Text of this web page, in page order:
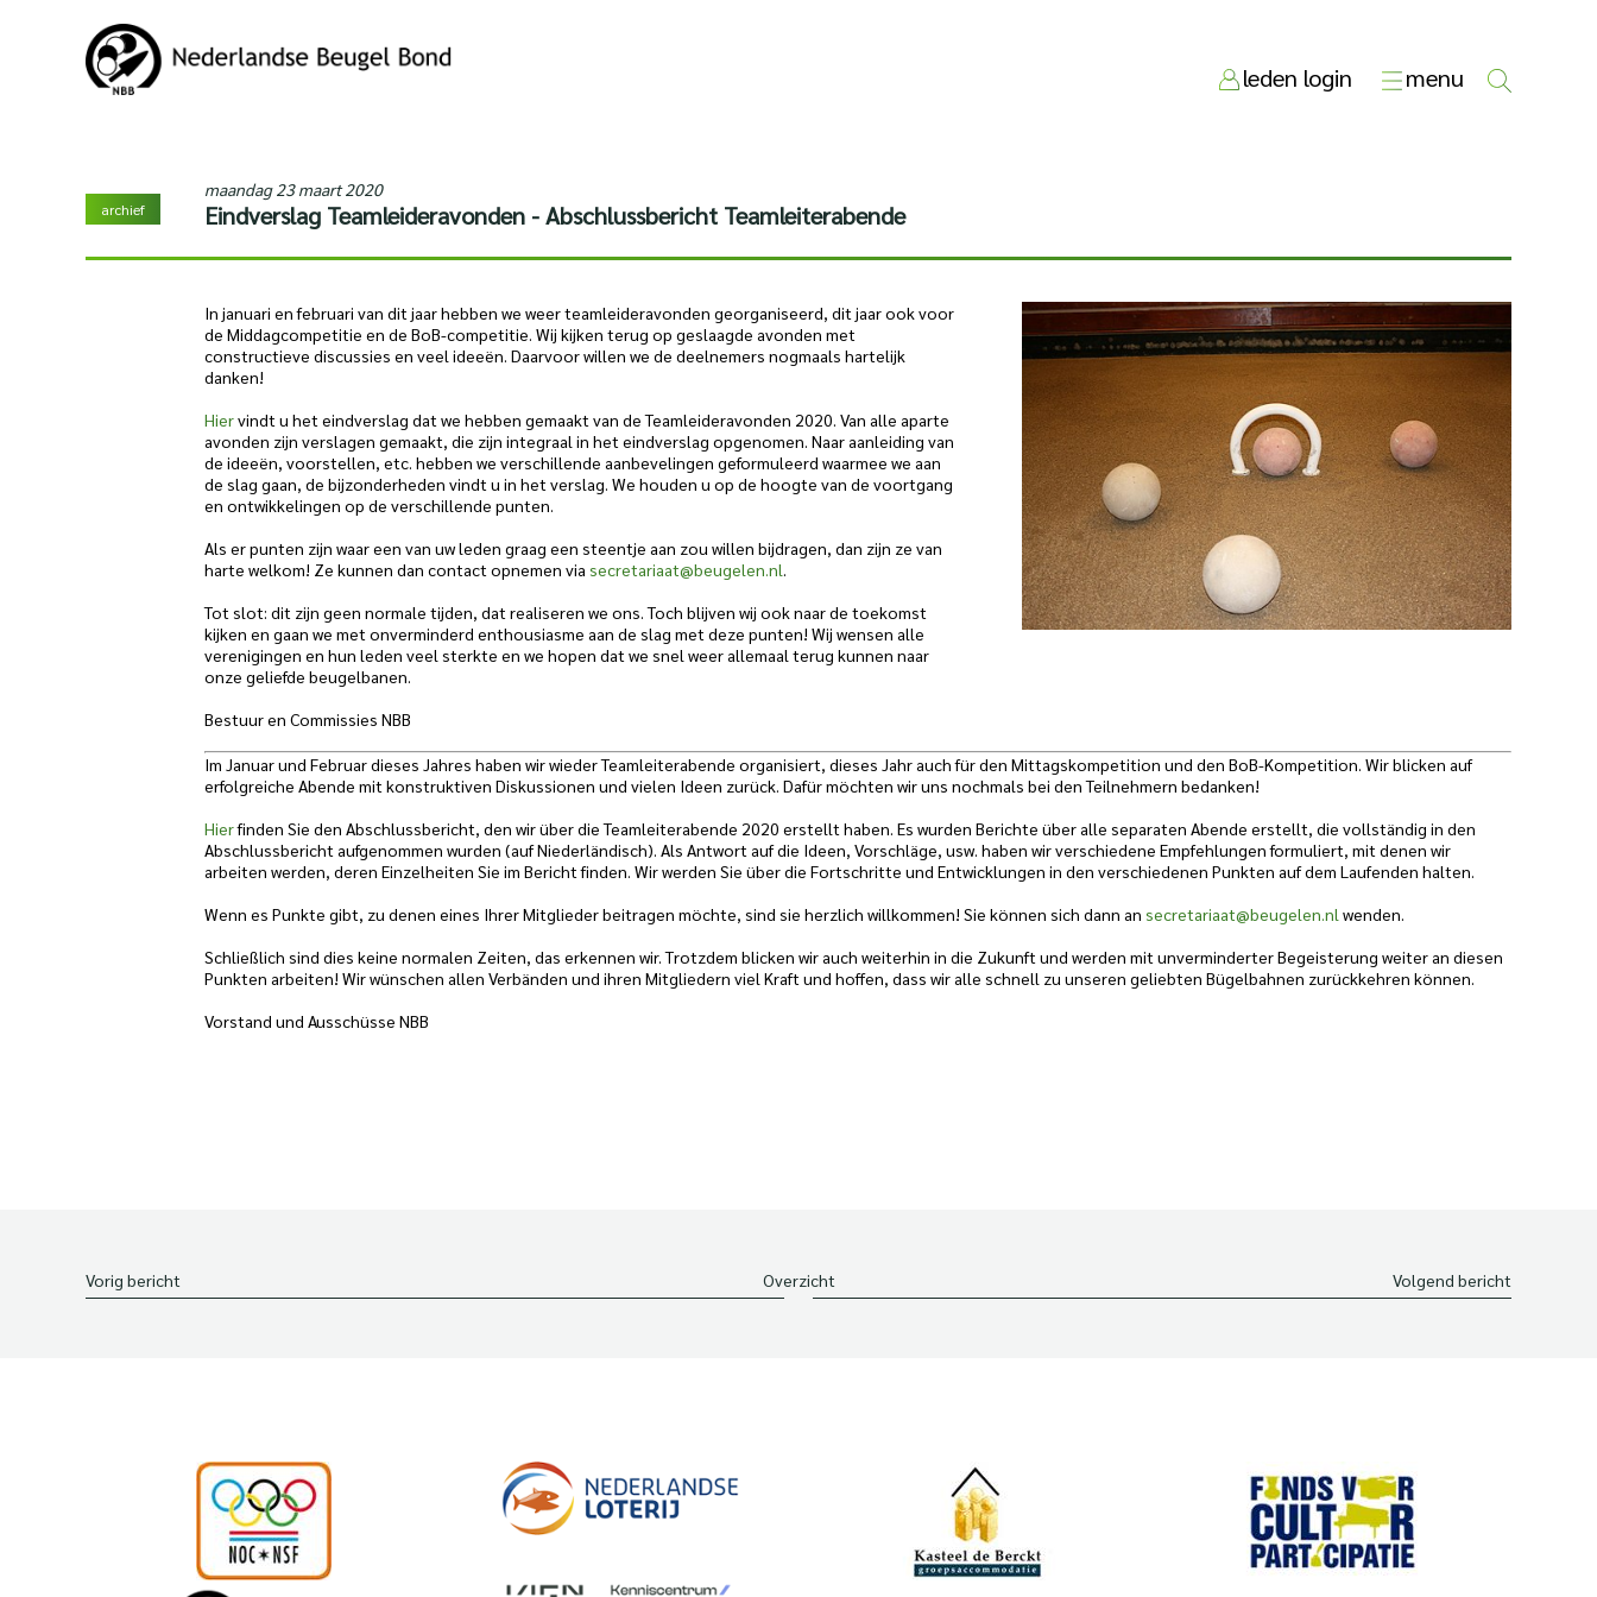
leden login menu
archief
maandag 23 maart 2020
Eindverslag Teamleideravonden - Abschlussbericht Teamleiterabende
In januari en februari van dit jaar hebben we weer teamleideravonden georganiseerd, dit jaar ook voor
de Middagcompetitie en de BoB-competitie. Wij kijken terug op geslaagde avonden met
constructieve discussies en veel ideeën. Daarvoor willen we de deelnemers nogmaals hartelijk
danken!
Hiervindt u het eindverslag dat we hebben gemaakt van de Teamleideravonden 2020. Van alle aparte
avonden zijn verslagen gemaakt, die zijn integraal in het eindverslag opgenomen. Naar aanleiding van
de ideeën, voorstellen, etc. hebben we verschillende aanbevelingen geformuleerd waarmee we aan
de slag gaan, de bijzonderheden vindt u in het verslag. We houden u op de hoogte van de voortgang
en ontwikkelingen op de verschillende punten.
Als er punten zijn waar een van uw leden graag een steentje aan zou willen bijdragen, dan zijn ze van
harte welkom! Ze kunnen dan contact opnemen via secretariaat@beugelen.nl.
Tot slot: dit zijn geen normale tijden, dat realiseren we ons. Toch blijven wij ook naar de toekomst
kijken en gaan we met onverminderd enthousiasme aan de slag met deze punten! Wij wensen alle
verenigingen en hun leden veel sterkte en we hopen dat we snel weer allemaal terug kunnen naar
onze geliefde beugelbanen.
Bestuur en Commissies NBB
Im Januar und Februar dieses Jahres haben wir wieder Teamleiterabende organisiert, dieses Jahr auch für den Mittagskompetition und den BoB-Kompetition. Wir blicken auf
erfolgreiche Abende mit konstruktiven Diskussionen und vielen Ideen zurück. Dafür möchten wir uns nochmals bei den Teilnehmern bedanken!
Hierfinden Sie den Abschlussbericht, den wir über die Teamleiterabende 2020 erstellt haben. Es wurden Berichte über alle separaten Abende erstellt, die vollständig in den
Abschlussbericht aufgenommen wurden (auf Niederländisch). Als Antwort auf die Ideen, Vorschläge, usw. haben wir verschiedene Empfehlungen formuliert, mit denen wir
arbeiten werden, deren Einzelheiten Sie im Bericht finden. Wir werden Sie über die Fortschritte und Entwicklungen in den verschiedenen Punkten auf dem Laufenden halten.
Wenn es Punkte gibt, zu denen eines Ihrer Mitglieder beitragen möchte, sind sie herzlich willkommen! Sie können sich dann an secretariaat@beugelen.nl wenden.
Schließlich sind dies keine normalen Zeiten, das erkennen wir. Trotzdem blicken wir auch weiterhin in die Zukunft und werden mit unverminderter Begeisterung weiter an diesen
Punkten arbeiten! Wir wünschen allen Verbänden und ihren Mitgliedern viel Kraft und hoffen, dass wir alle schnell zu unseren geliebten Bügelbahnen zurückkehren können.
Vorstand und Ausschüsse NBB
Vorig bericht Overzicht Volgend bericht